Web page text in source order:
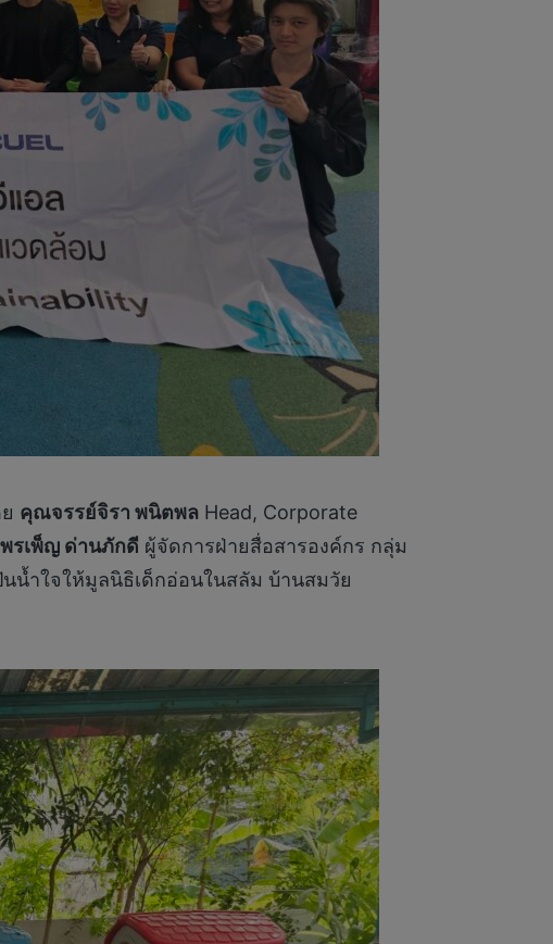
คุณจรรย์จิรา พนิตพล Head, Corporate
รเพ็ญ ด่านภักดี ผู้จัดการฝ่ายสื่อสารองค์กร กลุ่ม
ำใจให้มูลนิธิเด็กอ่อนในสลัม บ้านสมวัย